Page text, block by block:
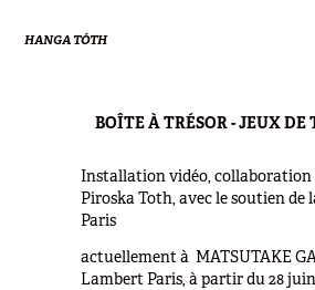
HANGA TÓTH
BOÎTE À TRÉSOR - JEUX DE
Installation vidéo,collaboration
Piroska Toth, avec le soutien de
Paris
actuellement à MATSUTAKE
Lambert Paris, à partir du 28 juin